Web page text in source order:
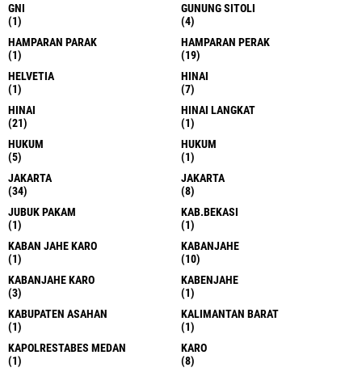
GNI
(1)
GUNUNG SITOLI
(4)
HAMPARAN PARAK
(1)
HAMPARAN PERAK
(19)
HELVETIA
(1)
HINAI
(7)
HINAI
(21)
HINAI LANGKAT
(1)
HUKUM
(5)
HUKUM
(1)
JAKARTA
(34)
JAKARTA
(8)
JUBUK PAKAM
(1)
KAB.BEKASI
(1)
KABAN JAHE KARO
(1)
KABANJAHE
(10)
KABANJAHE KARO
(3)
KABENJAHE
(1)
KABUPATEN ASAHAN
(1)
KALIMANTAN BARAT
(1)
KAPOLRESTABES MEDAN
(1)
KARO
(8)